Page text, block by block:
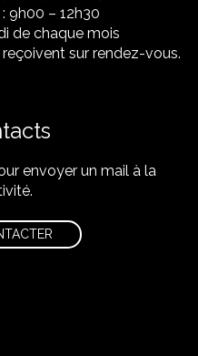
9h00 – 12h30
de chaque mois
sur rendez-vous.
envoyer un mail à la